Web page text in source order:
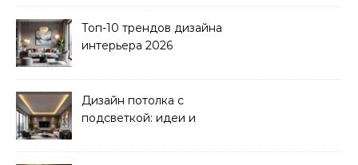
Топ-10 трендов дизайна
интерьера 2026
Дизайн потолка с
подсветкой: идеи и